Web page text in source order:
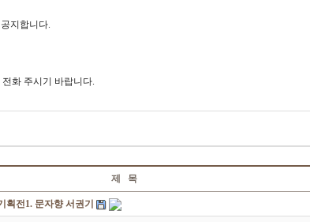
지합니다.
전화 주시기 바랍니다.
제 목
획전1. 문자향 서권기